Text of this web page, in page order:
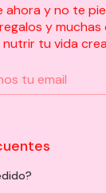
ahora y no te
y
nutrir tu vida